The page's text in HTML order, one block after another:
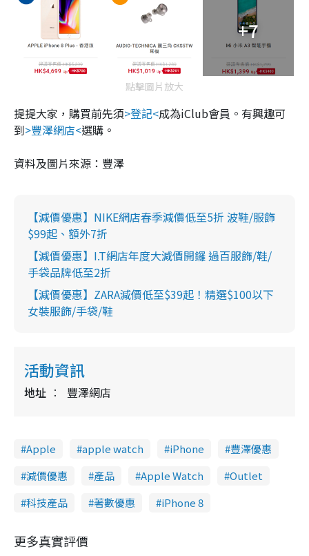
+7
點擊圖片放大
提提大家，購買前先須>登記<成為iClub會員。有興趣可
到>豐澤網店<選購。
資料及圖片來源：豐澤
【減價優惠】NIKE網店春季減價低至5折 波鞋/服飾
$99起、額外7折
【減價優惠】I.T網店年度大減價開鑼 過百服飾/鞋/
手袋品牌低至2折
【減價優惠】ZARA減價低至$39起！精選$100以下
女裝服飾/手袋/鞋
活動資訊
地址 豐澤網店
Apple apple watch iPhone
豐澤優惠
減價優惠
產品 Apple Watch
Outlet
科技產品
著數優惠 iPhone 8
更多真實評價